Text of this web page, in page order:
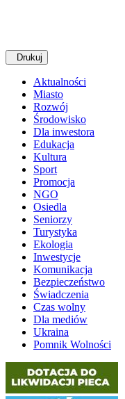
Drukuj
Aktualności
Miasto
Rozwój
Środowisko
Dla inwestora
Edukacja
Kultura
Sport
Promocja
NGO
Osiedla
Seniorzy
Turystyka
Ekologia
Inwestycje
Komunikacja
Bezpieczeństwo
Świadczenia
Czas wolny
Dla mediów
Ukraina
Pomnik Wolności